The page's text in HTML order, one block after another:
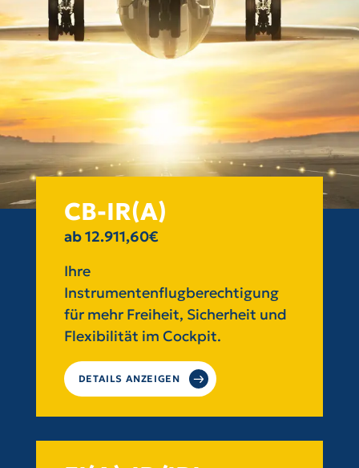
CB-IR(A)
ab 12.911,60€
Ihre
Instrumentenflugberechtigung
für mehr Freiheit, Sicherheit und
Flexibilität im Cockpit.
DETAILS ANZEIGEN